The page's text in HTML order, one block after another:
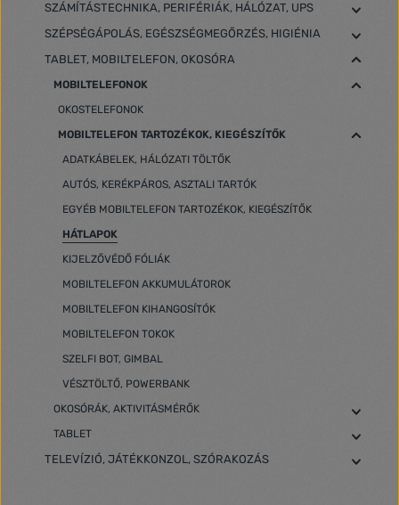
SZÁMÍTÁSTECHNIKA, PERIFÉRIÁK, HÁLÓZAT, UPS
SZÉPSÉGÁPOLÁS, EGÉSZSÉGMEGŐRZÉS, HIGIÉNIA
TABLET, MOBILTELEFON, OKOSÓRA
MOBILTELEFONOK
OKOSTELEFONOK
MOBILTELEFON TARTOZÉKOK, KIEGÉSZÍTŐK
ADATKÁBELEK, HÁLÓZATI TÖLTŐK
AUTÓS, KERÉKPÁROS, ASZTALI TARTÓK
EGYÉB MOBILTELEFON TARTOZÉKOK, KIEGÉSZÍTŐK
HÁTLAPOK
KIJELZŐVÉDŐ FÓLIÁK
MOBILTELEFON AKKUMULÁTOROK
MOBILTELEFON KIHANGOSÍTÓK
MOBILTELEFON TOKOK
SZELFI BOT, GIMBAL
VÉSZTÖLTŐ, POWERBANK
OKOSÓRÁK, AKTIVITÁSMÉRŐK
TABLET
TELEVÍZIÓ, JÁTÉKKONZOL, SZÓRAKOZÁS